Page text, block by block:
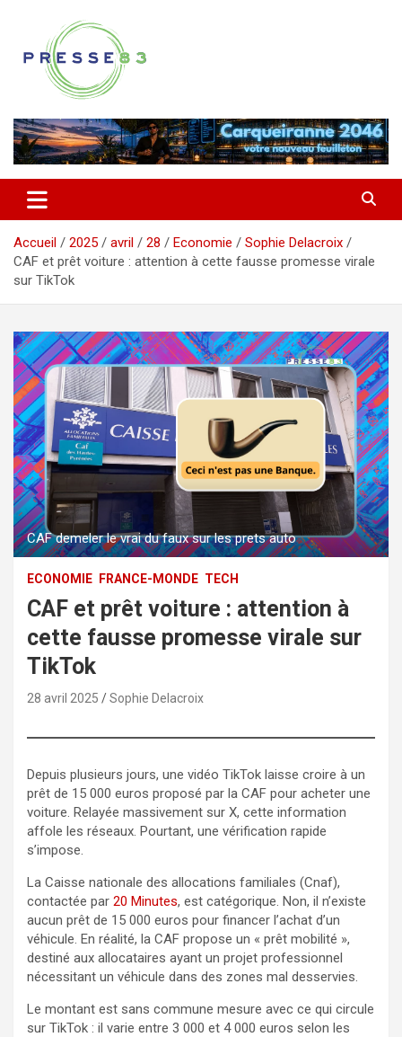
contenu
Presse 83
Accueil 2025 avril 28 Economie
Sophie Delacroix
CAF et prêt voiture : attention à cette fausse promesse virale
sur TikTok
CAF demeler le vrai du faux sur les prets auto
ECONOMIE FRANCE-MONDE TECH
CAF et prêt voiture : attention à
cette fausse promesse virale sur
TikTok
28 avril 2025 Sophie Delacroix
Depuis plusieurs jours, une vidéo TikTok laisse croire à un
prêt de 15 000 euros proposé par la CAF pour acheter une
voiture. Relayée massivement sur X, cette information
affole les réseaux. Pourtant, une vérification rapide
s’impose.
La Caisse nationale des allocations familiales (Cnaf),
contactée par 20 Minutes, est catégorique. Non, il n’existe
aucun prêt de 15 000 euros pour financer l’achat d’un
véhicule. En réalité, la CAF propose un « prêt mobilité »,
destiné aux allocataires ayant un projet professionnel
nécessitant un véhicule dans des zones mal desservies.
Le montant est sans commune mesure avec ce qui circule
sur TikTok : il varie entre 3 000 et 4 000 euros selon les